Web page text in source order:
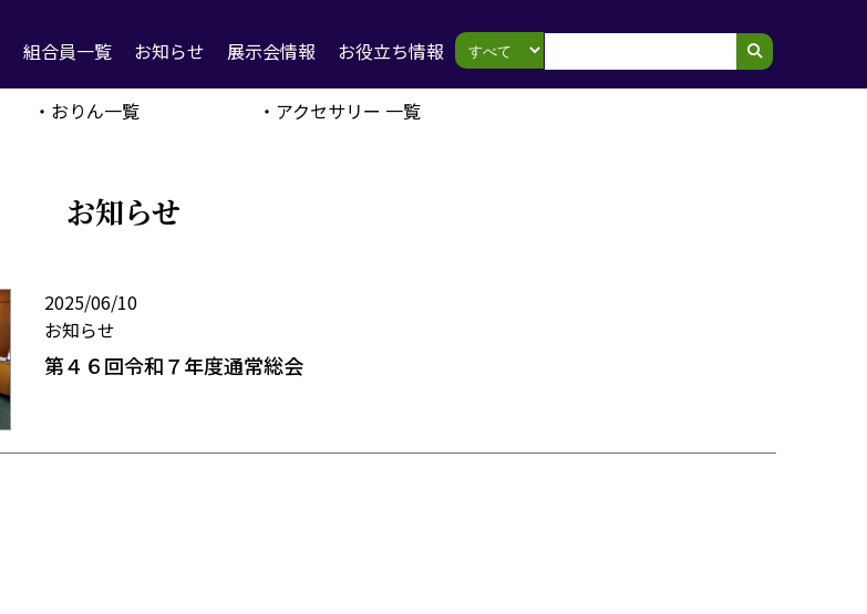
組合員一覧 お知らせ 展示会情報 お役立ち情報
・おりん一覧 ・アクセサリー 一覧
お知らせ
2025/06/10
お知らせ
第４６回令和７年度通常総会